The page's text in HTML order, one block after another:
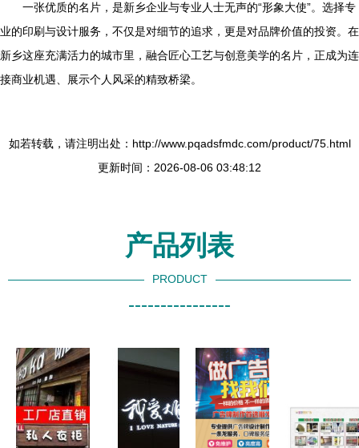
一张优质的名片，是新乡企业与专业人士无声的“形象大使”。选择专
业的印刷与设计服务，不仅是对细节的追求，更是对品牌价值的投资。在
新乡这座充满活力的城市里，融合匠心工艺与创意美学的名片，正成为连
接商业机遇、展示个人风采的精致桥梁。
如若转载，请注明出处：http://www.pqadsfmdc.com/product/75.html
更新时间：2026-08-06 03:48:12
产品列表
PRODUCT
----------------